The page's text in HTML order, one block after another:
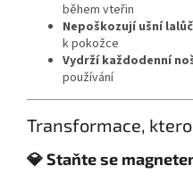
během vteřin
Nepoškozují ušní
k pokožce
Vydrží každodenní
používání
Transformace,
💎 Staňte se